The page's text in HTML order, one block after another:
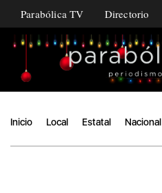
Parabólica TV Directorio
Inicio Local Estatal Nacional